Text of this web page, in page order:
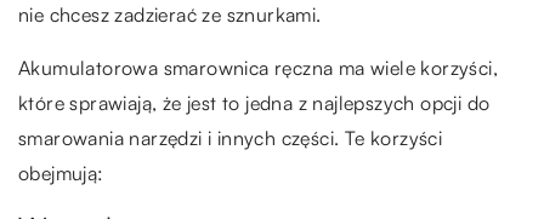
nie chcesz zadzierać ze sznurkami.
Akumulatorowa smarownica ręczna ma wiele korzyści,
które sprawiają, że jest to jedna z najlepszych opcji do
smarowania narzędzi i innych części. Te korzyści
obejmują: